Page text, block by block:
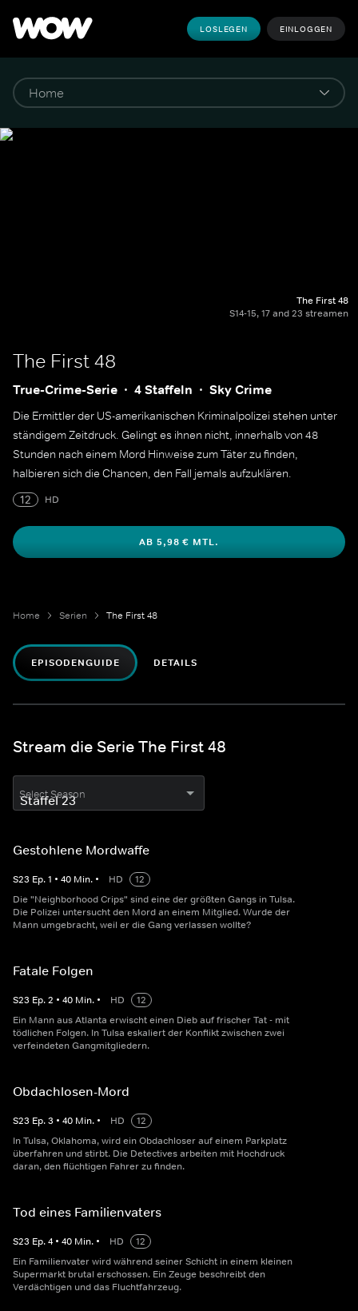
LOSLEGEN EINLOGGEN
The First 48
S14-15, 17 and 23 streamen
The First 48
True-Crime-Serie 4 Staffeln Sky Crime
Die Ermittler der US-amerikanischen Kriminalpolizei stehen unter
ständigem Zeitdruck. Gelingt es ihnen nicht, innerhalb von 48
Stunden nach einem Mord Hinweise zum Täter zu finden,
halbieren sich die Chancen, den Fall jemals aufzuklären.
12
HD
AB 5,98 € MTL.
Home Serien The First 48
EPISODENGUIDE DETAILS
Stream die Serie The First 48
Select Season
Gestohlene Mordwaffe
S23 Ep.1 • 40 Min. • HD
12
Die "Neighborhood Crips" sind eine der größten Gangs in Tulsa.
Die Polizei untersucht den Mord an einem Mitglied. Wurde der
Mann umgebracht, weil er die Gang verlassen wollte?
Fatale Folgen
S23 Ep.2 • 40 Min. • HD
12
Ein Mann aus Atlanta erwischt einen Dieb auf frischer Tat - mit
tödlichen Folgen. In Tulsa eskaliert der Konflikt zwischen zwei
verfeindeten Gangmitgliedern.
Obdachlosen-Mord
S23 Ep.3 • 40 Min. • HD
12
In Tulsa, Oklahoma, wird ein Obdachloser auf einem Parkplatz
überfahren und stirbt. Die Detectives arbeiten mit Hochdruck
daran, den flüchtigen Fahrer zu finden.
Tod eines Familienvaters
S23 Ep.4 • 40 Min. • HD
12
Ein Familienvater wird während seiner Schicht in einem kleinen
Supermarkt brutal erschossen. Ein Zeuge beschreibt den
Verdächtigen und das Fluchtfahrzeug.